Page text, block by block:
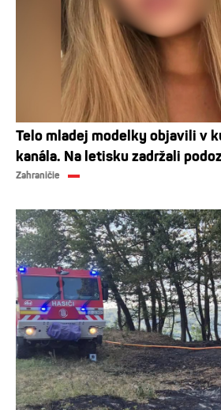
Telo mladej modelky objavili v
kanála. Na letisku zadržali
Zahraničie